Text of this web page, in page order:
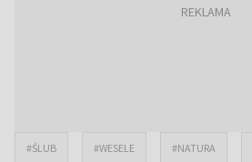
#ŚLUB #WESELE #NATURA